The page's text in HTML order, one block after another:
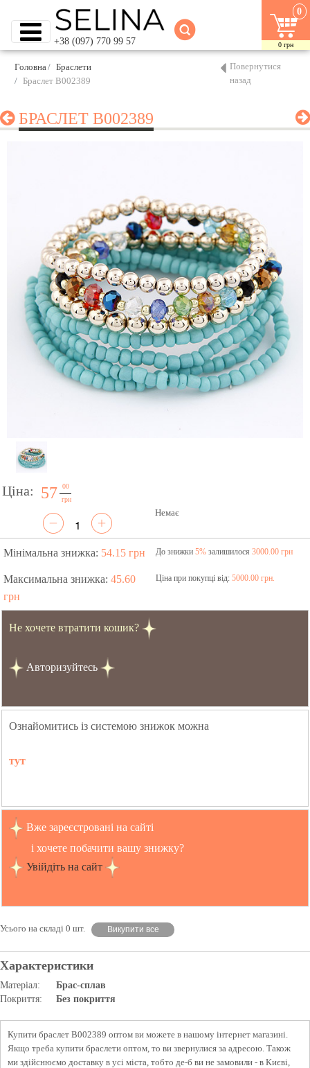
+38 (097) 770 99 57
0
0 грн
Головна
Браслети
Браслет B002389
Повернутися
назад
БРАСЛЕТ B002389
Ціна: 57
00
грн
Немає
Мінімальна знижка: 54.15 грн До знижки 5%залишилося 3000.00 грн
Максимальна знижка: 45.60
грн
Ціна при покупці від: 5000.00 грн.
Не хочете втратити кошик?
Авторизуйтесь
Ознайомитись із системою знижок можна
тут
Вже зареєстровані на сайті
і хочете побачити вашу знижку?
Увійдіть на сайт
Усього на складі 0 шт. Викупити все
Характеристики
Матеріал:
Брас-сплав
Покриття:
Без покриття
Купити браслет B002389 оптом ви можете в нашому інтернет магазині.
Якщо треба купити браслети оптом, то ви звернулися за адресою. Також
ми здійснюємо доставку в усі міста, тобто де-б ви не замовили - в Києві,